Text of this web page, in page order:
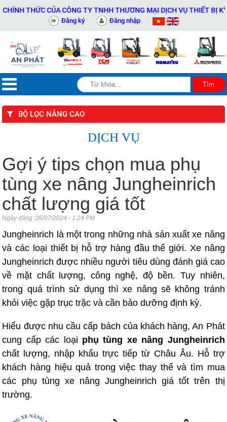
CỦA CÔNG TY TNHH THƯƠNG MẠI DỊCH VỤ THIẾT BỊ KỸ THUẬT
Đăng ký Đăng nhập
BỘ LỌC NÂNG CAO
DỊCH VỤ
Gợi ý tips chọn mua phụ
tùng xe nâng Jungheinrich
chất lượng giá tốt
Ngày đăng :26/07/2024 - 1:24 PM
Jungheinrich là một trong những nhà sản xuất xe nâng
và các loại thiết bị hỗ trợ hàng đầu thế giới. Xe nâng
Jungheinrich được nhiều người tiêu dùng đánh giá cao
về mặt chất lượng, công nghệ, độ bền. Tuy nhiên,
trong quá trình sử dụng thì xe nâng sẽ không tránh
khỏi việc gặp trục trặc và cần bảo dưỡng định kỳ.
Hiểu được nhu cầu cấp bách của khách hàng, An Phát
cung cấp các loại phụ tùng xe nâng Jungheinrich
chất lượng, nhập khẩu trực tiếp từ Châu Âu. Hỗ trợ
khách hàng hiệu quả trong việc thay thế và tìm mua
các phụ tùng xe nâng Jungheinrich giá tốt trên thị
trường.